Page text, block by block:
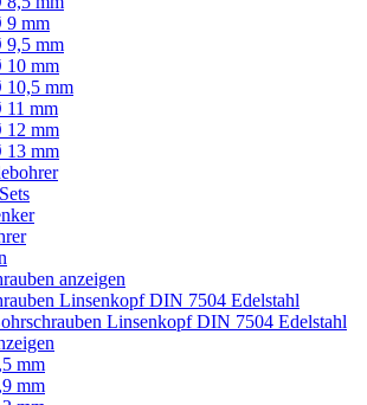
9 mm
9,5 mm
10 mm
mm
mm
12 mm
13 mm
anzeigen
Linsenkopf DIN 7504 Edelstahl
Linsenkopf DIN 7504 Edelstahl
mm
mm